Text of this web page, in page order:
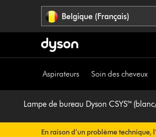
Belgique (Français)
Aspirateurs Soin des cheveux
Lampe de bureau Dyson CSYS™
En raison d’un problème